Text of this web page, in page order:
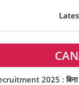
2025 : बिना